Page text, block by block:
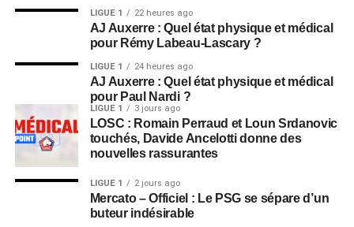
LIGUE 1 22 heures ago
AJ Auxerre : Quel état physique et médical
pour Rémy Labeau-Lascary ?
LIGUE 1 24 heures ago
AJ Auxerre : Quel état physique et médical
pour Paul Nardi ?
LIGUE 1 3 jours ago
LOSC : Romain Perraud et Loun Srdanovic
touchés, Davide Ancelotti donne des
nouvelles rassurantes
LIGUE 1 2 jours ago
Mercato – Officiel : Le PSG se sépare d’un
buteur indésirable